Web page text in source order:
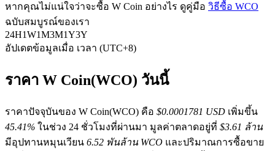
ฟิวเจอร์ส USDT
หากคุณไม่แน่ใจว่าจะซื้อ W Coin อย่างไร ดูคู่มือ วิธีซื้อ WCO
ฉบับสมบูรณ์ของเรา
24H1W1M3M1Y3Y
อัปเดตข้อมูลเมื่อ เวลา (UTC+8)
ราคา W Coin(WCO) วันนี้
ราคาปัจจุบันของ W Coin(WCO) คือ $0.0001781 USD เพิ่มขึ้น
45.41% ในช่วง 24 ชั่วโมงที่ผ่านมา มูลค่าตลาดอยู่ที่ $3.61 ล้าน
มีอุปทานหมุนเวียน 6.52 พันล้าน WCO และปริมาณการซื้อขาย